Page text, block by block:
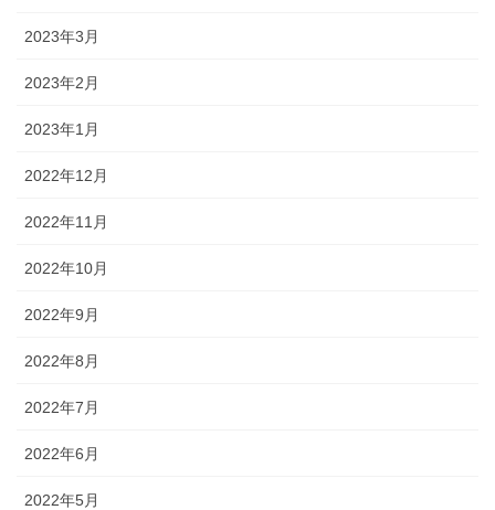
2023年3月
2023年2月
2023年1月
2022年12月
2022年11月
2022年10月
2022年9月
2022年8月
2022年7月
2022年6月
2022年5月